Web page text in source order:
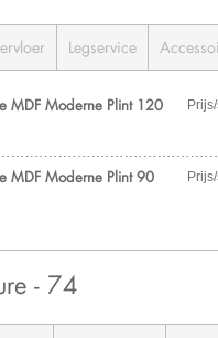
Legservice
MDF Moderne Plint 120
MDF Moderne Plint 90
- 74